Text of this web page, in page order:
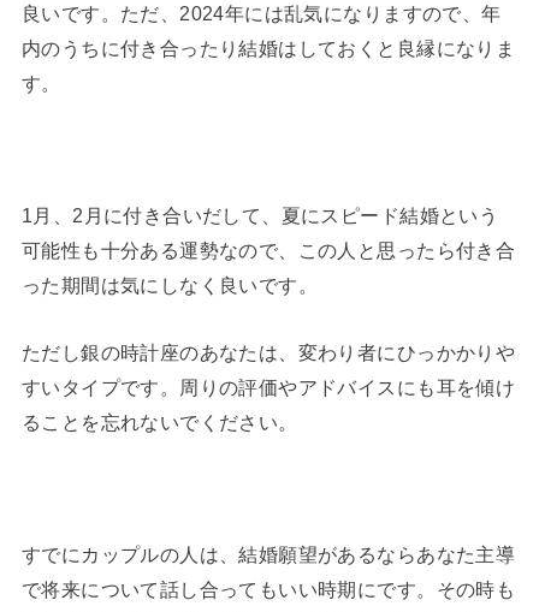
良いです。ただ、2024年には乱気になりますので、年
内のうちに付き合ったり結婚はしておくと良縁になりま
す。
1月、2月に付き合いだして、夏にスピード結婚という
可能性も十分ある運勢なので、この人と思ったら付き合
った期間は気にしなく良いです。
ただし銀の時計座のあなたは、変わり者にひっかかりや
すいタイプです。周りの評価やアドバイスにも耳を傾け
ることを忘れないでください。
すでにカップルの人は、結婚願望があるならあなた主導
で将来について話し合ってもいい時期にです。その時も